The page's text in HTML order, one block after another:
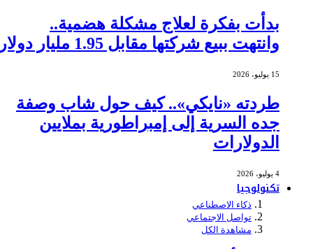
بدأت بفكرة لعلاج مشكلة هضمية..
وانتهت ببيع شركتها مقابل 1.95 مليار دولار
15 يوليو، 2026
طردته «نايكي».. كيف حول شاب وصفة
جده السرية إلى إمبراطورية بملايين
الدولارات
4 يوليو، 2026
تكنولوجيا
ذكاء الاصطناعي
تواصل الاجتماعي
مشاهدة الكل